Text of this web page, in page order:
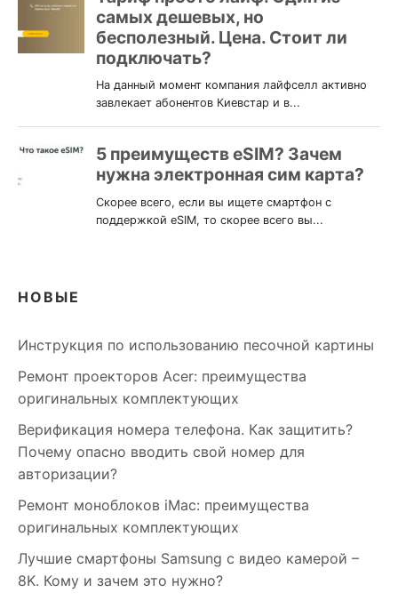
НОВЫЕ
Инструкция по использованию песочной картины
Ремонт проекторов Acer: преимущества
оригинальных комплектующих
Верификация номера телефона. Как защитить?
Почему опасно вводить свой номер для
авторизации?
Ремонт моноблоков iMac: преимущества
оригинальных комплектующих
Лучшие смартфоны Samsung c видео камерой –
8K. Кому и зачем это нужно?